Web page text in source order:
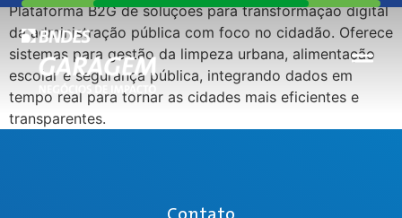
Plataforma B2G de soluções para transformação digital
da administração pública com foco no cidadão. Oferece
sistemas para gestão da limpeza urbana, alimentação
escolar e segurança pública, integrando dados em
tempo real para tornar as cidades mais eficientes e
transparentes.